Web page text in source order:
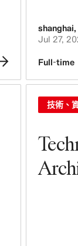
shanghai,
Jul 27,
Full-time
技術、